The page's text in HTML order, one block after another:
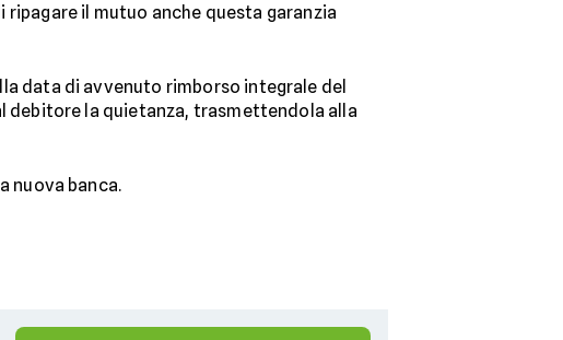
ripagare il mutuo anche questa garanzia
data di avvenuto rimborso integrale del
debitore la quietanza, trasmettendola alla
nuova banca.